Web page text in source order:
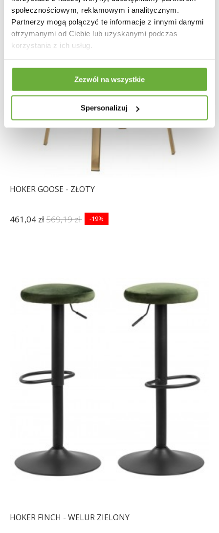
społecznościowym, reklamowym i analitycznym.
Partnerzy mogą połączyć te informacje z innymi danymi
otrzymanymi od Ciebie lub uzyskanymi podczas
korzystania z ich usług.
Zezwól na wszystkie
Spersonalizuj
HOKER GOOSE - ZŁOTY
461,04 zł569,19 zł -19%
HOKER FINCH - WELUR ZIELONY